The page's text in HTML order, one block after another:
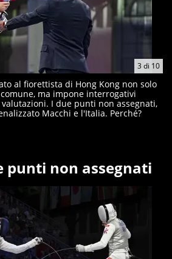
3di 10
al fiorettista di Hong Kong non solo
ma impone interrogativi
I due punti non assegnati,
Macchi e l'Italia. Perché?
punti non assegnati